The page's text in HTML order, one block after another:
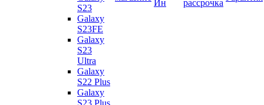
S23
Galaxy
S23FE
Galaxy
S23
Ultra
Galaxy
S22 Plus
Galaxy
S23 Plus
Ин
рассрочка